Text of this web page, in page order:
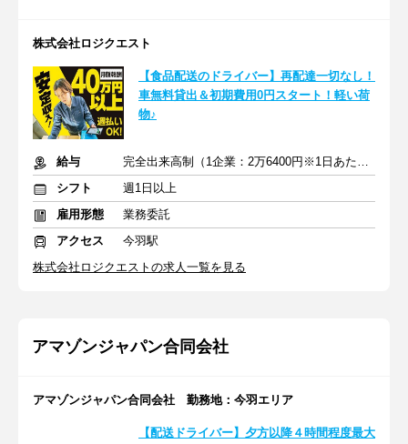
株式会社ロジクエスト
【食品配送のドライバー】再配達一切なし！
車無料貸出＆初期費用0円スタート！軽い荷
物♪
給与
完全出来高制（1企業：2万6400円※1日あたり）
シフト
週1日以上
雇用形態
業務委託
アクセス
今羽駅
株式会社ロジクエストの求人一覧を見る
アマゾンジャパン合同会社
アマゾンジャパン合同会社 勤務地：今羽エリア
【配送ドライバー】夕方以降４時間程度最大